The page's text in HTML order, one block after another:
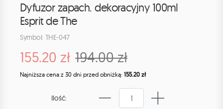
Dyfuzor zapach. dekoracyjny 100ml
Esprit de The
Symbol: THE-047
155.20 zł 194.00 zł
Najniższa cena z 30 dni przed obniżką: 155.20 zł
Ilość: